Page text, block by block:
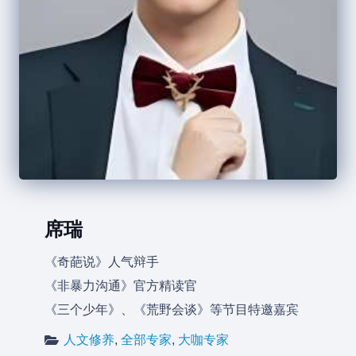
席瑞
《奇葩说》人气辩手
《非暴力沟通》官方精读官
《三个少年》、《荒野会谈》等节目特邀嘉宾
人文修养,全部专家, 大咖专家